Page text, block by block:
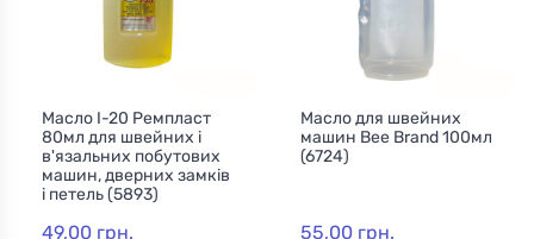
Масло І-20 Ремпласт
80мл для швейних і
в'язальних побутових
машин, дверних замків
і петель (5893)
49,00 грн.
Масло для швейних
машин Bee Brand 100мл
(6724)
55,00 грн.